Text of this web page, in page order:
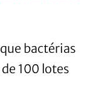
bactérias
100 lotes